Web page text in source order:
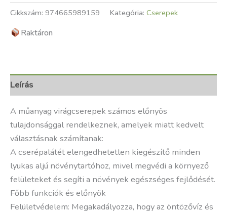
Cikkszám: 974665989159 Kategória: Cserepek
Raktáron
Leírás
A műanyag virágcserepek számos előnyös
tulajdonsággal rendelkeznek, amelyek miatt kedvelt
választásnak számítanak:
A cserépalátét elengedhetetlen kiegészítő minden
lyukas aljú növénytartóhoz, mivel megvédi a környező
felületeket és segíti a növények egészséges fejlődését.
Főbb funkciók és előnyök
Felületvédelem: Megakadályozza, hogy az öntözővíz és